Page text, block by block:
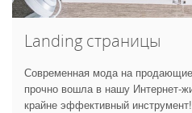
Landing страницы
Современная мода на
прочно вошла в нашу Интернет-
крайне эффективный инструмент!